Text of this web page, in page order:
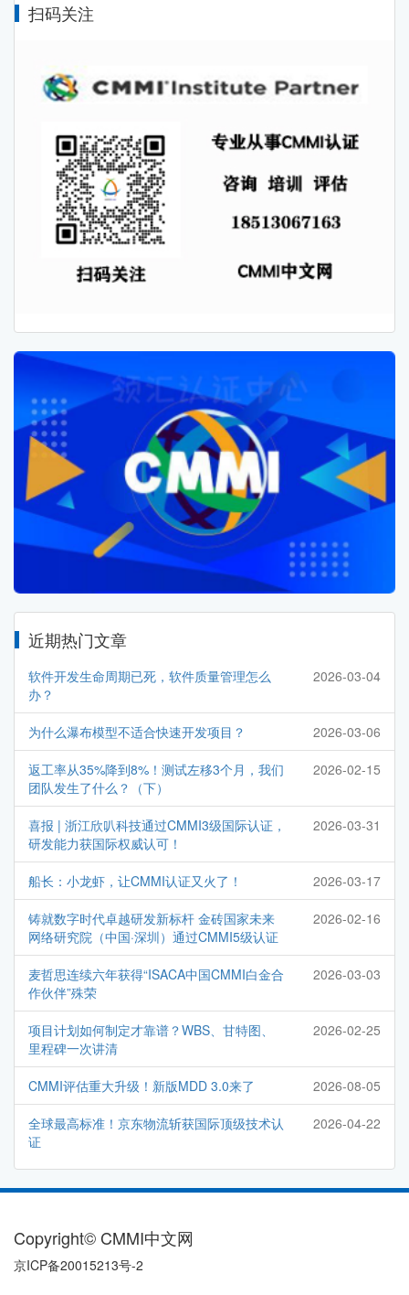
扫码关注
近期热门文章
软件开发生命周期已死，软件质量管理怎么
办？
2026-03-04
为什么瀑布模型不适合快速开发项目？ 2026-03-06
返工率从35%降到8%！测试左移3个月，我们
团队发生了什么？（下）
2026-02-15
喜报 | 浙江欣叭科技通过CMMI3级国际认证，
研发能力获国际权威认可！
2026-03-31
船长：小龙虾，让CMMI认证又火了！ 2026-03-17
铸就数字时代卓越研发新标杆 金砖国家未来
网络研究院（中国·深圳）通过CMMI5级认证
2026-02-16
麦哲思连续六年获得“ISACA中国CMMI白金合
作伙伴”殊荣
2026-03-03
项目计划如何制定才靠谱？WBS、甘特图、
里程碑一次讲清
2026-02-25
CMMI评估重大升级！新版MDD 3.0来了 2026-08-05
全球最高标准！京东物流斩获国际顶级技术认
证
2026-04-22
Copyright© CMMI中文网
京ICP备20015213号-2